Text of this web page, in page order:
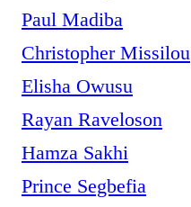
Paul Madiba
Christopher Missilou
Elisha Owusu
Rayan Raveloson
Hamza Sakhi
Prince Segbefia